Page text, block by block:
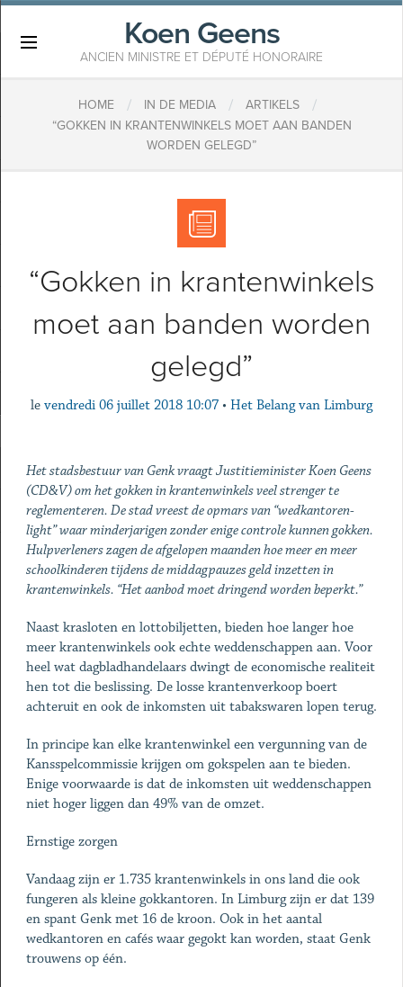
Koen Geens
ANCIEN MINISTRE ET DÉPUTÉ HONORAIRE
HOME / IN DE MEDIA / ARTIKELS /
​“GOKKEN IN KRANTENWINKELS MOET AAN BANDEN
WORDEN GELEGD”
​“Gokken in krantenwinkels
moet aan banden worden
gelegd”
le vendredi 06 juillet 2018 10:07 • Het Belang van Limburg
Het stadsbestuur van Genk vraagt Justitieminister Koen Geens
(CD&V) om het gokken in krantenwinkels veel strenger te
reglementeren. De stad vreest de opmars van “wedkantoren-
light” waar minderjarigen zonder enige controle kunnen gokken.
Hulpverleners zagen de afgelopen maanden hoe meer en meer
schoolkinderen tijdens de middagpauzes geld inzetten in
krantenwinkels. “Het aanbod moet dringend worden beperkt.”
Naast krasloten en lottobiljetten, bieden hoe langer hoe
meer krantenwinkels ook echte weddenschappen aan. Voor
heel wat dagbladhandelaars dwingt de economische realiteit
hen tot die beslissing. De losse krantenverkoop boert
achteruit en ook de inkomsten uit tabakswaren lopen terug.
In principe kan elke krantenwinkel een vergunning van de
Kansspelcommissie krijgen om gokspelen aan te bieden.
Enige voorwaarde is dat de inkomsten uit weddenschappen
niet hoger liggen dan 49% van de omzet.
Ernstige zorgen
Vandaag zijn er 1.735 krantenwinkels in ons land die ook
fungeren als kleine gokkantoren. In Limburg zijn er dat 139
en spant Genk met 16 de kroon. Ook in het aantal
wedkantoren en cafés waar gegokt kan worden, staat Genk
trouwens op één.